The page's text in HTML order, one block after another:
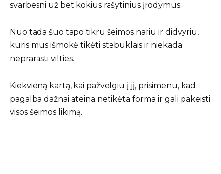
svarbesni už bet kokius rašytinius įrodymus.
Nuo tada šuo tapo tikru šeimos nariu ir didvyriu,
kuris mus išmokė tikėti stebuklais ir niekada
neprarasti vilties.
Kiekvieną kartą, kai pažvelgiu į jį, prisimenu, kad
pagalba dažnai ateina netikėta forma ir gali pakeisti
visos šeimos likimą.